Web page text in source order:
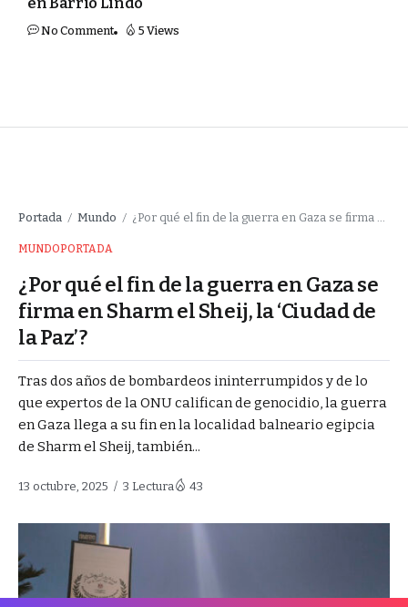
No Comment 5 Views
Portada / Mundo / ¿Por qué el fin de la guerra en Gaza se firma en Sharm el Sheij, la ‘Ciudad de la Paz’?
MUNDOPORTADA
¿Por qué el fin de la guerra en Gaza se
firma en Sharm el Sheij, la ‘Ciudad de
la Paz’?
Tras dos años de bombardeos ininterrumpidos y de lo
que expertos de la ONU califican de genocidio, la guerra
en Gaza llega a su fin en la localidad balneario egipcia
de Sharm el Sheij, también...
13 octubre, 2025 3 Lectura 43